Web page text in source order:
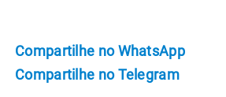
Compartilhe no WhatsApp
Compartilhe no Telegram